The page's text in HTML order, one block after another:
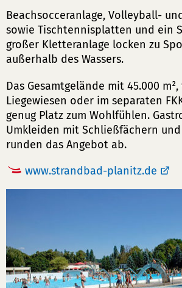
Beachsocceranlage, Volleyball-
sowie Tischtennisplatten und ein
großer Kletteranlage locken zu
außerhalb des Wassers.
Das Gesamtgelände mit 45.000
Liegewiesen oder im separaten
genug Platz zum Wohlfühlen.
Umkleiden mit Schließfächern und
runden das Angebot ab.
www.strandbad-planitz.de